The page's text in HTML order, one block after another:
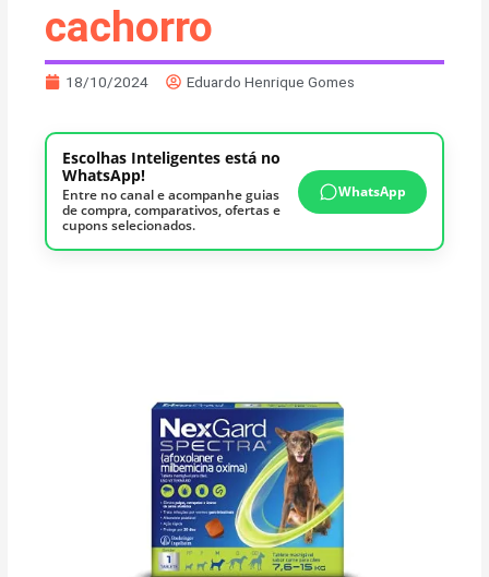
cachorro
18/10/2024 Eduardo Henrique Gomes
Escolhas Inteligentes está no
WhatsApp!
Entre no canal e acompanhe guias
de compra, comparativos, ofertas e
cupons selecionados.
WhatsApp